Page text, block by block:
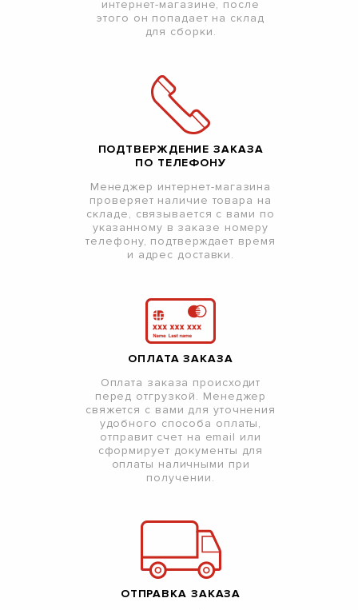
интернет-магазине, после
этого он попадает на склад
для сборки.
ПОДТВЕРЖДЕНИЕ ЗАКАЗА
ПО ТЕЛЕФОНУ
Менеджер интернет-магазина
проверяет наличие товара на
складе, связывается с вами по
указанному в заказе номеру
телефону, подтверждает время
и адрес доставки.
ОПЛАТА ЗАКАЗА
Оплата заказа происходит
перед отгрузкой. Менеджер
свяжется с вами для уточнения
удобного способа оплаты,
отправит счет на email или
сформирует документы для
оплаты наличными при
получении.
ОТПРАВКА ЗАКАЗА